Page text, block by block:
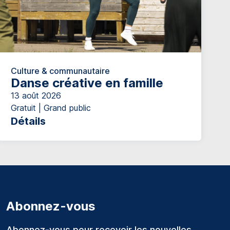
Culture & communautaire
Danse créative en famille
13 août 2026
Gratuit | Grand public
Détails
Abonnez-vous